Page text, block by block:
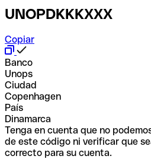
UNOPDKKKXXX
Copiar
Banco
Unops
Ciudad
Copenhagen
País
Dinamarca
Tenga en cuenta que no
de este código ni verificar que
correcto para su cuenta.